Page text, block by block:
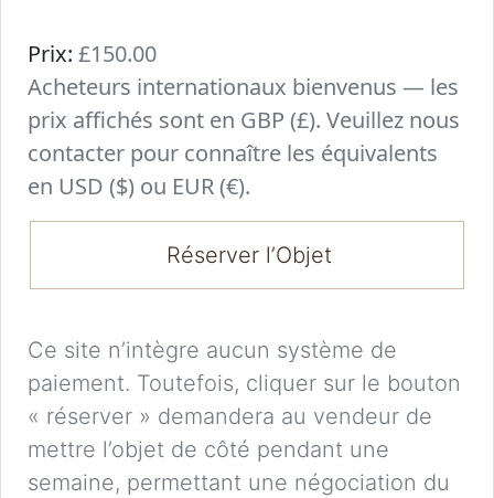
Prix: £150.00
Acheteurs internationaux bienvenus — les
prix affichés sont en GBP (£). Veuillez nous
contacter pour connaître les équivalents
en USD ($) ou EUR (€).
Réserver l’Objet
Ce site n’intègre aucun système de
paiement. Toutefois, cliquer sur le bouton
« réserver » demandera au vendeur de
mettre l’objet de côté pendant une
semaine, permettant une négociation du